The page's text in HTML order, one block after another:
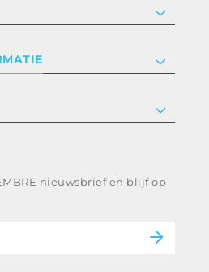
nieuwsbrief en blijf op